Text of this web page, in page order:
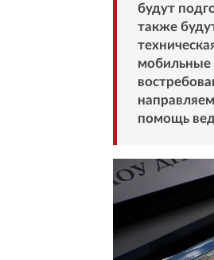
будут
также
мобильные
помощь